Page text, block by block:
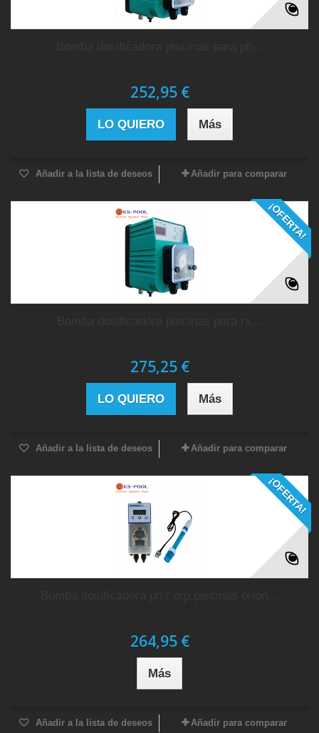
252,95 €
LO QUIERO Más
Añadir a la lista de deseos Añadir para comparar
¡OFERTA!
275,25 €
LO QUIERO Más
Añadir a la lista de deseos Añadir para comparar
¡OFERTA!
264,95 €
Más
Añadir a la lista de deseos Añadir para comparar